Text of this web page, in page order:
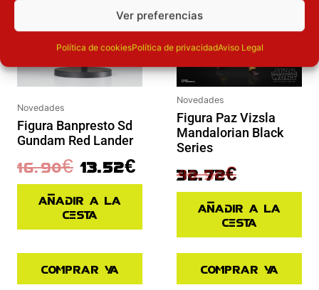
Ver preferencias
Política de cookiesPolítica de privacidadAviso Legal
Novedades
Figura Banpresto Sd
Gundam Red Lander
16.90€ 13.52€
Añadir a la
cesta
Comprar ya
Novedades
Figura Paz Vizsla
Mandalorian Black
Series
40.90€
32.72€
Añadir a la
cesta
Comprar ya